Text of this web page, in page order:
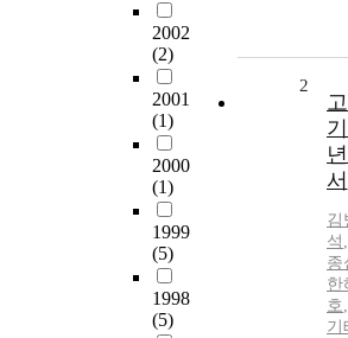
2002
(2)
2001
(1)
2000
(1)
1999
(5)
1998
(5)
2
서
김
석 ,
종
한
호,
기